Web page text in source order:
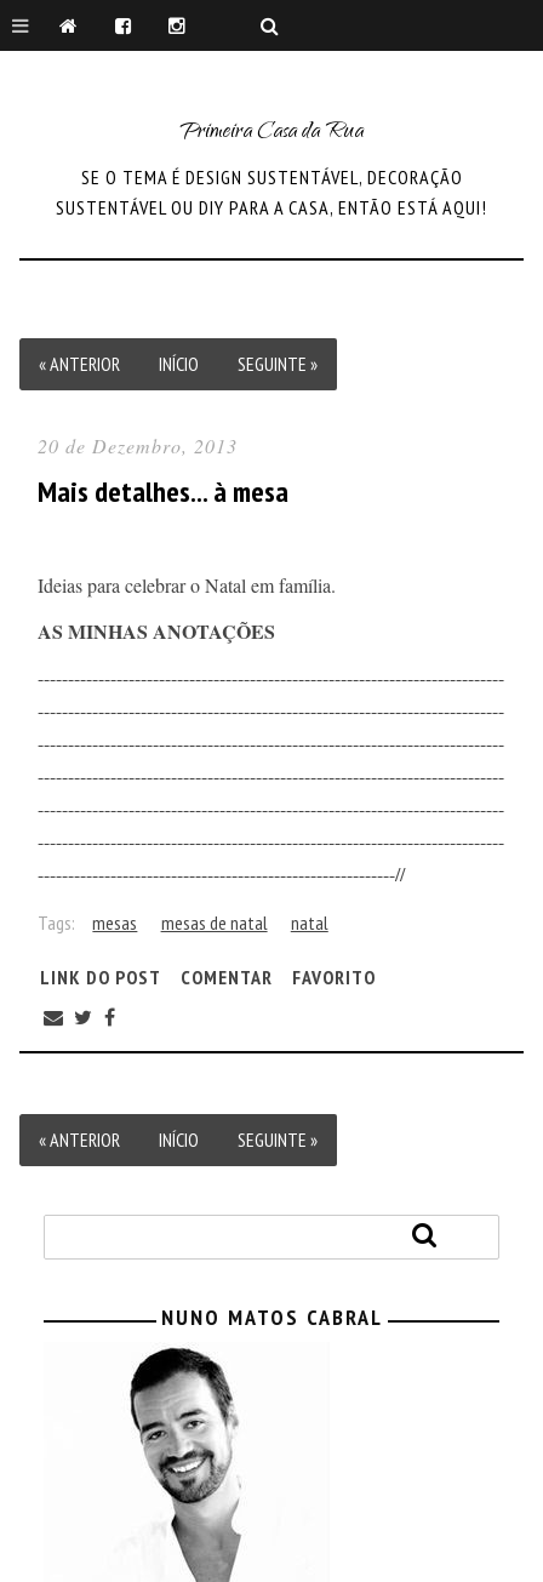
Primeira Casa da Rua
SE O TEMA É DESIGN SUSTENTÁVEL, DECORAÇÃO
SUSTENTÁVEL OU DIY PARA A CASA, ENTÃO ESTÁ AQUI!
« ANTERIOR INÍCIO SEGUINTE »
20 de Dezembro, 2013
Mais detalhes... à mesa
Ideias para celebrar o Natal em família.
AS MINHAS ANOTAÇÕES
-----------------------------------------------------------------------------
-----------------------------------------------------------------------------
-----------------------------------------------------------------------------
-----------------------------------------------------------------------------
-----------------------------------------------------------------------------
-----------------------------------------------------------------------------
-----------------------------------------------------------//
Tags: mesas mesas de natal natal
LINK DO POST COMENTAR FAVORITO
« ANTERIOR INÍCIO SEGUINTE »
NUNO MATOS CABRAL